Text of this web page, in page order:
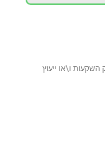
ו\או ייעוץ